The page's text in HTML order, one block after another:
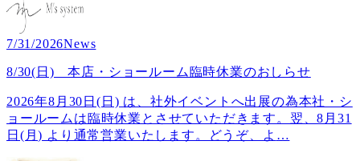
7/31/2026News
8/30(日) 本店・ショールーム臨時休業のおしらせ
2026年8月30日(日) は、社外イベントへ出展の為本社・シ
ョールームは臨時休業とさせていただきます。翌、8月31
日(月) より通常営業いたします。どうぞ、よ …